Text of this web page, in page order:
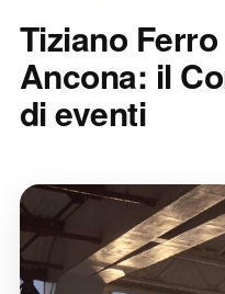
Tiziano
Ancona: il
di eventi